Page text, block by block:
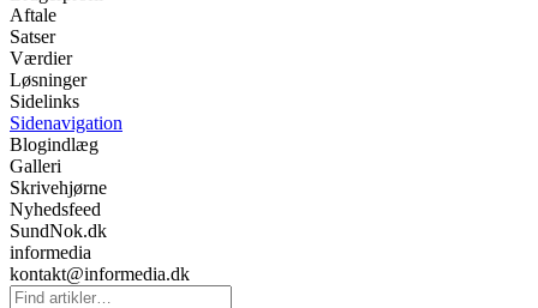
Aftale
Satser
Værdier
Løsninger
Sidelinks
Sidenavigation
Blogindlæg
Galleri
Skrivehjørne
Nyhedsfeed
SundNok.dk
informedia
kontakt@informedia.dk